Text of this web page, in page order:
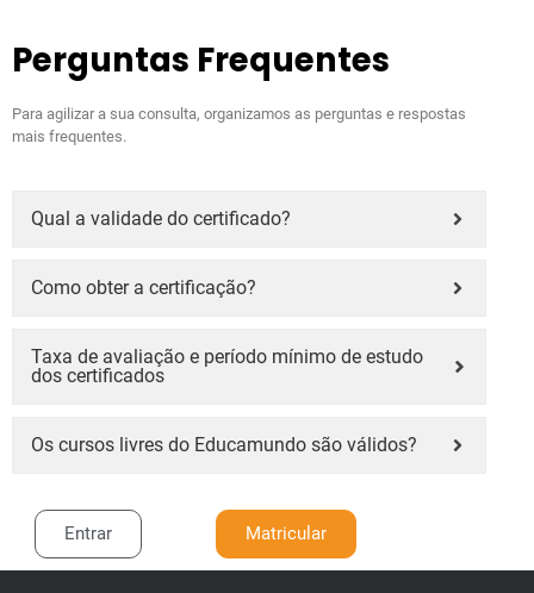
Perguntas Frequentes
Para agilizar a sua consulta, organizamos as perguntas e respostas
mais frequentes.
Qual a validade do certificado?
Como obter a certificação?
Taxa de avaliação e período mínimo de estudo
dos certificados
Os cursos livres do Educamundo são válidos?
Entrar Matricular